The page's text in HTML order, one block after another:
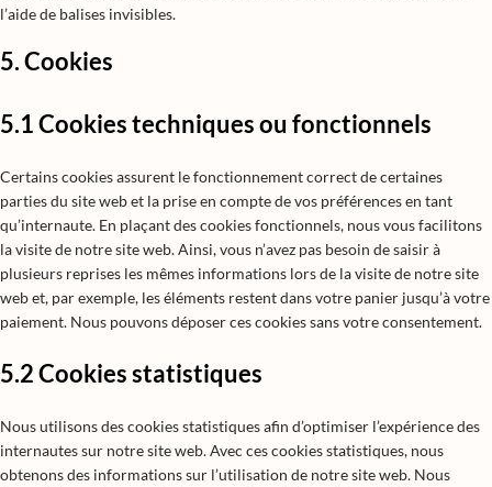
l’aide de balises invisibles.
5. Cookies
5.1 Cookies techniques ou fonctionnels
Certains cookies assurent le fonctionnement correct de certaines
parties du site web et la prise en compte de vos préférences en tant
qu’internaute. En plaçant des cookies fonctionnels, nous vous facilitons
la visite de notre site web. Ainsi, vous n’avez pas besoin de saisir à
plusieurs reprises les mêmes informations lors de la visite de notre site
web et, par exemple, les éléments restent dans votre panier jusqu’à votre
paiement. Nous pouvons déposer ces cookies sans votre consentement.
5.2 Cookies statistiques
Nous utilisons des cookies statistiques afin d’optimiser l’expérience des
internautes sur notre site web. Avec ces cookies statistiques, nous
obtenons des informations sur l’utilisation de notre site web. Nous